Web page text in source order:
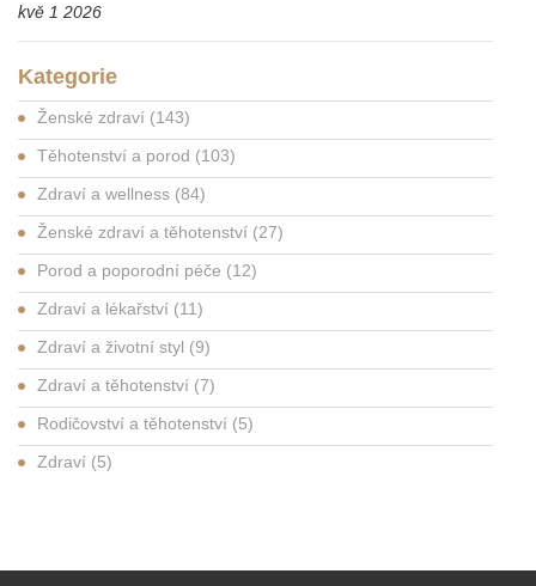
kvě 1 2026
Kategorie
Ženské zdraví (143)
Těhotenství a porod (103)
Zdraví a wellness (84)
Ženské zdraví a těhotenství (27)
Porod a poporodní péče (12)
Zdraví a lékařství (11)
Zdraví a životní styl (9)
Zdraví a těhotenství (7)
Rodičovství a těhotenství (5)
Zdraví (5)